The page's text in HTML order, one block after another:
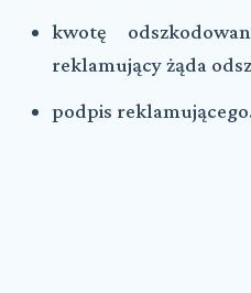
kwotę
reklamujący żąda
podpis